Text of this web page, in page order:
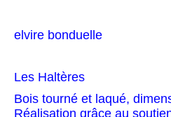
elvire bonduelle
Les Haltères
Bois tourné et laqué,
Réalisation grâce au